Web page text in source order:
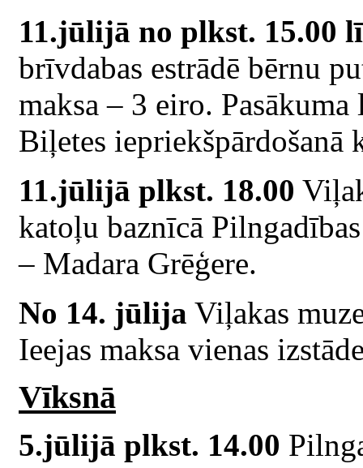
11.jūlijā no plkst. 15.00
brīvdabas estrādē bērnu
maksa – 3 eiro.
Biļetes iepriekšpārdošanā
11.jūlijā plkst. 18.00
katoļu baznīcā
– Madara Grēģere.
No 14. jūlija Viļakas
Ieejas maksa vienas
Vīksnā
5.jūlijā plkst. 14.00